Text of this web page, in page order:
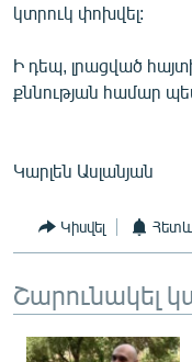
կտրուկ փոխվել:
Ի դեպ, լրացված
քննության համար
Կարլեն Ասլանյան
Կիսվել
Շարունակել